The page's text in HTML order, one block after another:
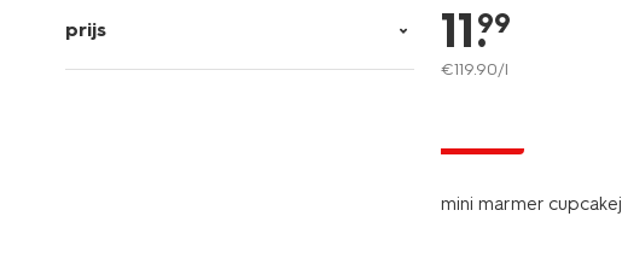
prijs 11.
99
€119.90/l
mini marmer